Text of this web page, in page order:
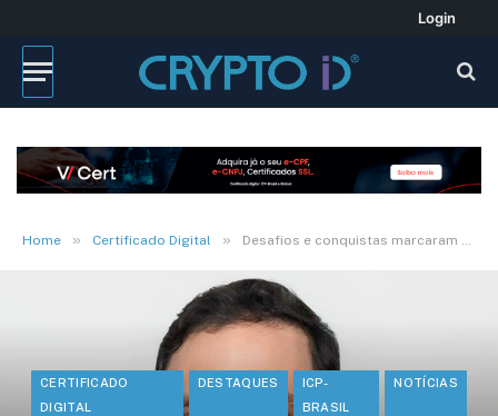
Login
Home » Certificado Digital » Desafios e conquistas marcaram 2019 para o ITI – Por Marcelo Buz
CERTIFICADO
DIGITAL
DESTAQUES
ICP-
BRASIL
NOTÍCIAS